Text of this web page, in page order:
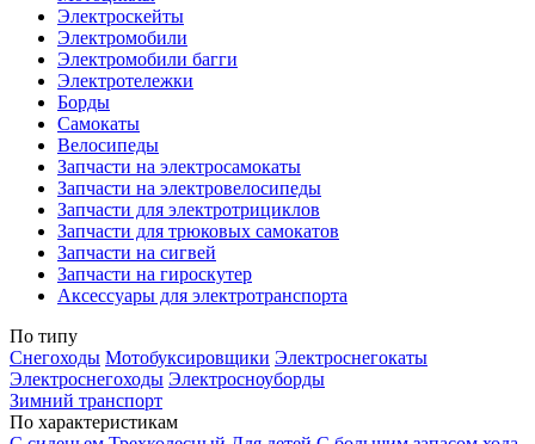
Электроскейты
Электромобили
Электромобили багги
Электротележки
Борды
Самокаты
Велосипеды
Запчасти на электросамокаты
Запчасти на электровелосипеды
Запчасти для электротрициклов
Запчасти для трюковых самокатов
Запчасти на сигвей
Запчасти на гироскутер
Аксессуары для электротранспорта
По типу
Снегоходы Мотобуксировщики Электроснегокаты
Электроснегоходы Электросноуборды
Зимний транспорт
По характеристикам